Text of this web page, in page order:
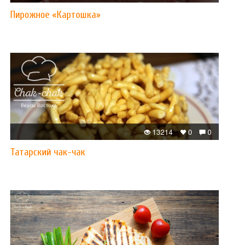
Пирожное «Картошка»
0
0
13214
Татарский чак-чак